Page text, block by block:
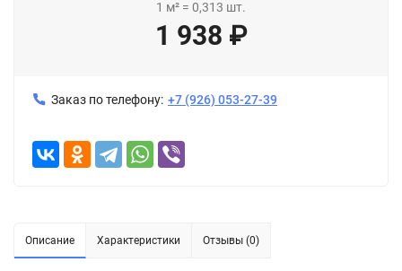
1 м² = 0,313 шт.
1 938 ₽
Заказ по телефону: +7 (926) 053-27-39
Описание Характеристики Отзывы (0)